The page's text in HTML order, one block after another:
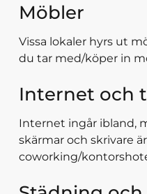
Möbler
Vissa lokaler hyrs ut
du tar med/köper in
Internet och
Internet ingår ibland,
skärmar och skrivare
coworking/